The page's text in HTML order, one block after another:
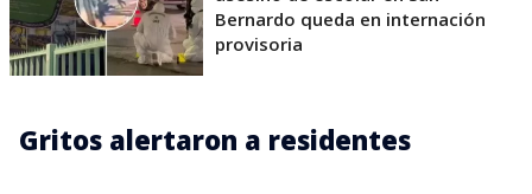
Bernardo queda en internación
provisoria
Gritos alertaron a residentes